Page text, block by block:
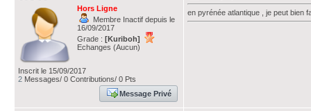
Hors Ligne
Membre Inactif depuis le
16/09/2017
Grade : [Kuriboh]
Echanges (Aucun)
Inscrit le 15/09/2017
2 Messages/ 0 Contributions/ 0 Pts
Message Privé
en pyrénée atlantique , je peut bien